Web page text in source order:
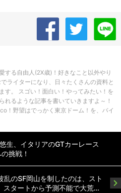
する自由人(2X歳)！好きなこと以外やり
ライターになり、日々たくさんの資料と
す。 スゴい！面白い！やってみたい！を
れるような記事を書いていきますよ～！
！野望はでっかく東京ドーム！を、バイ
生、イタリアのGTカーレース
挑戦！
のSF岡山を制したのは、スト
スタートから予測不能で大荒…